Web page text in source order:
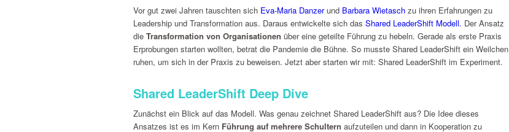
Vor gut zwei Jahren tauschten sich Eva-Maria Danzerund Barbara Wietasch zu ihren Erfahrungen zu
Leadership und Transformation aus. Daraus entwickelte sich das Shared LeaderShift Modell. Der Ansatz
die Transformation von Organisationen über eine geteilte Führung zu hebeln. Gerade als erste Praxis
Erprobungen starten wollten, betrat die Pandemie die Bühne. So musste Shared LeaderShift ein Weilchen
ruhen, um sich in der Praxis zu beweisen. Jetzt aber starten wir mit: Shared LeaderShift im Experiment.
Shared LeaderShift Deep Dive
Zunächst ein Blick auf das Modell. Was genau zeichnet Shared LeaderShift aus? Die Idee dieses
Ansatzes ist es im Kern Führung auf mehrere Schultern aufzuteilen und dann in Kooperation zu